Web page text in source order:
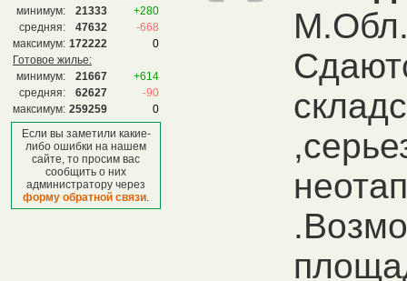
минимум: 21333
+280
средняя:
47632
-668
максимум: 172222
0
Готовое жилье:
минимум:
21667
+614
средняя:
62627
-90
максимум: 259259
0
Если вы заметили какие-
либо ошибки на нашем
сайте, то просим вас
сообщить о них
администратору через
форму обратной связи.
М.Обл.